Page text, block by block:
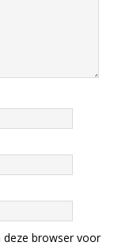
deze browser voor